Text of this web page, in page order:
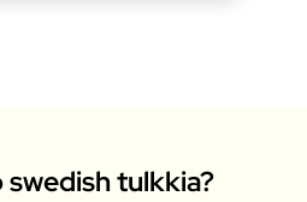
tulkkia?